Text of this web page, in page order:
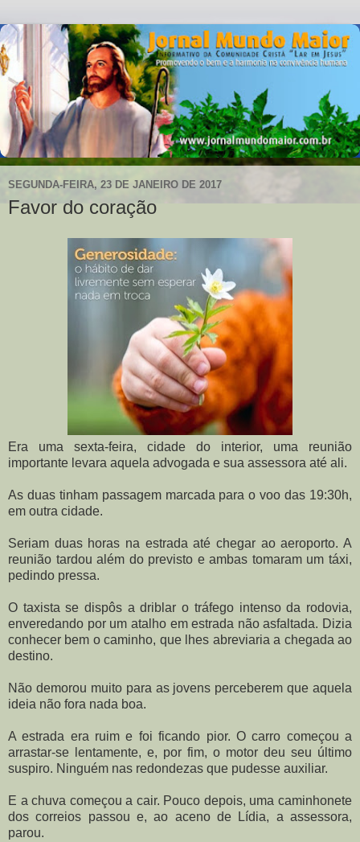
SEGUNDA-FEIRA, 23 DE JANEIRO DE 2017
Favor do coração
Era uma sexta-feira, cidade do interior, uma reunião
importante levara aquela advogada e sua assessora até ali.
As duas tinham passagem marcada para o voo das 19:30h,
em outra cidade.
Seriam duas horas na estrada até chegar ao aeroporto. A
reunião tardou além do previsto e ambas tomaram um táxi,
pedindo pressa.
O taxista se dispôs a driblar o tráfego intenso da rodovia,
enveredando por um atalho em estrada não asfaltada. Dizia
conhecer bem o caminho, que lhes abreviaria a chegada ao
destino.
Não demorou muito para as jovens perceberem que aquela
ideia não fora nada boa.
A estrada era ruim e foi ficando pior. O carro começou a
arrastar-se lentamente, e, por fim, o motor deu seu último
suspiro. Ninguém nas redondezas que pudesse auxiliar.
E a chuva começou a cair. Pouco depois, uma caminhonete
dos correios passou e, ao aceno de Lídia, a assessora,
parou.